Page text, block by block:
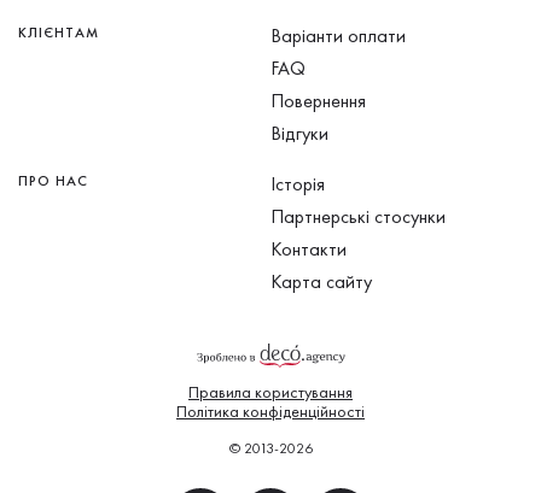
КЛІЄНТАМ
Варіанти оплати
FAQ
Повернення
Відгуки
ПРО НАС
Історія
Партнерські стосунки
Контакти
Карта сайту
Правила користування
Політика конфіденційності
© 2013-2026